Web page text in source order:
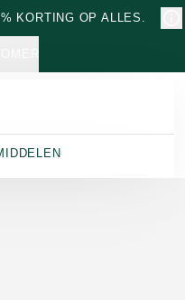
KORTING OP ALLES.
door 2 personen